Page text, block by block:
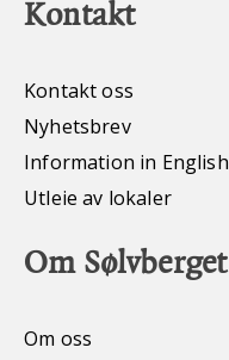
Kontakt
Kontakt oss
Nyhetsbrev
Information in English
Utleie av lokaler
Om Sølvberget
Om oss